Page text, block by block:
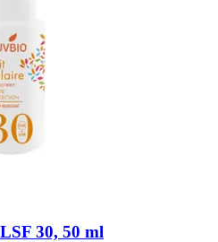
30, 50 ml